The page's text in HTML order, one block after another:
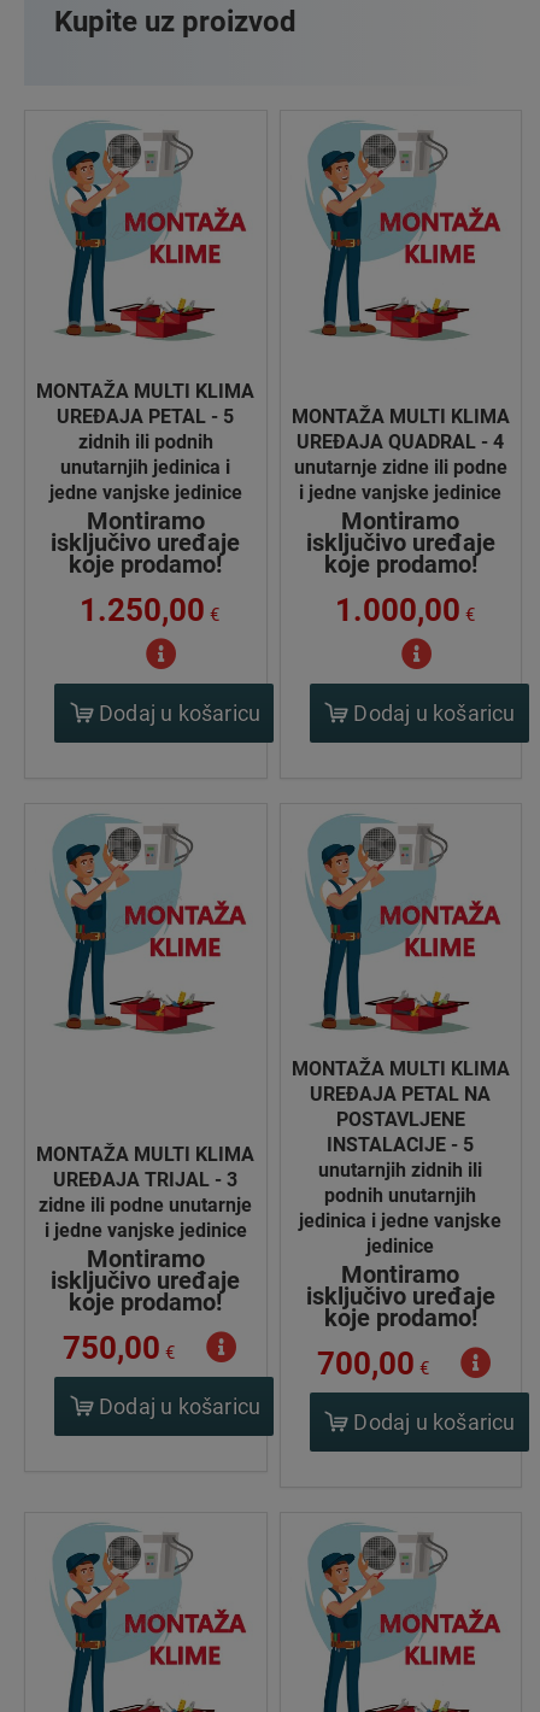
Kupite uz proizvod
MONTAŽA MULTI KLIMA
UREĐAJA PETAL - 5
zidnih ili podnih
unutarnjih jedinica i
jedne vanjske jedinice
Montiramo
isključivo uređaje
koje prodamo!
1.250,00 €
Dodaj u košaricu
MONTAŽA MULTI KLIMA
UREĐAJA QUADRAL - 4
unutarnje zidne ili podne
i jedne vanjske jedinice
Montiramo
isključivo uređaje
koje prodamo!
1.000,00 €
Dodaj u košaricu
MONTAŽA MULTI KLIMA
UREĐAJA TRIJAL - 3
zidne ili podne unutarnje
i jedne vanjske jedinice
Montiramo
isključivo uređaje
koje prodamo!
750,00 €
Dodaj u košaricu
MONTAŽA MULTI KLIMA
UREĐAJA PETAL NA
POSTAVLJENE
INSTALACIJE - 5
unutarnjih zidnih ili
podnih unutarnjih
jedinica i jedne vanjske
jedinice
Montiramo
isključivo uređaje
koje prodamo!
700,00 €
Dodaj u košaricu